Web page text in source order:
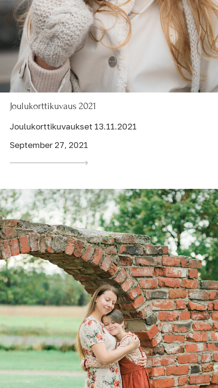
Joulukorttikuvaus 2021
Joulukorttikuvaukset 13.11.2021
September 27, 2021